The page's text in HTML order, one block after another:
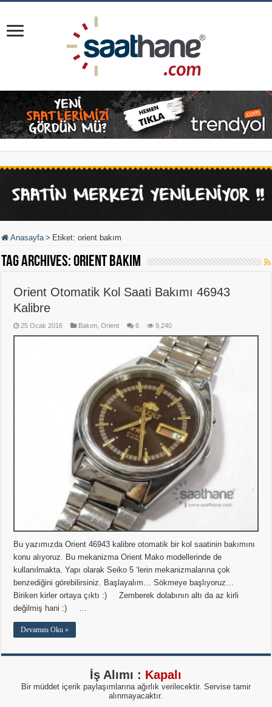
Anasayfa > Etiket:orient bakım
Tag Archives:orient bakım
Orient Otomatik Kol Saati Bakımı 46943
Kalibre
25 Ocak 2016 Bakım ,Orient 6 9,240
Bu yazımızda Orient 46943 kalibre otomatik bir kol saatinin bakımını
konu alıyoruz. Bu mekanizma Orient Mako modellerinde de
kullanılmakta. Yapı olarak Seiko 5 ‘lerin mekanizmalarına çok
benzediğini görebilirsiniz. Başlayalım… Sökmeye başlıyoruz…
Biriken kirler ortaya çıktı :) Zemberek dolabının altı da az kirli
değilmiş hani :) …
Devamını Oku »
İş Alımı : Kapalı
Bir müddet içerik paylaşımlarına ağırlık verilecektir. Servise tamir
alınmayacaktır.